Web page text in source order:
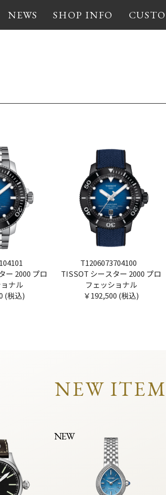
NEWS SHOP INFO
ー 2000 プロ
ナル
(税込)
T1206073704100
TISSOT シースター 2000 プロ
フェッショナル
￥192,500 (税込)
NEW ITEM
NEW